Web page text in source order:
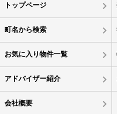
トップページ
町名から検索
お気に入り物件一覧
アドバイザー紹介
会社概要